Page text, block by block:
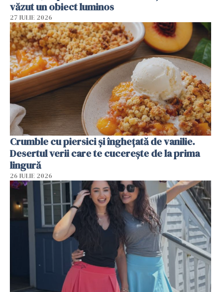
văzut un obiect luminos
27 IULIE 2026
Crumble cu piersici și înghețată de vanilie.
Desertul verii care te cucerește de la prima
lingură
26 IULIE 2026